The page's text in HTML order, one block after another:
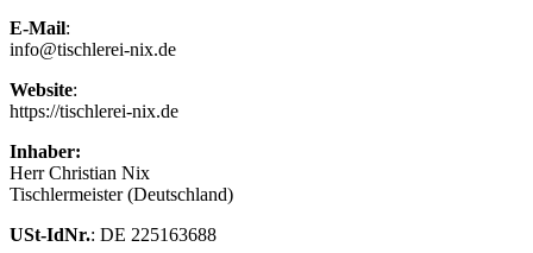
E-Mail:
info@tischlerei-nix.de
Website:
https://tischlerei-nix.de
Inhaber:
Herr Christian Nix
Tischlermeister (Deutschland)
USt-IdNr.: DE 225163688